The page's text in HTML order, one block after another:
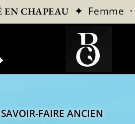
EN CHAPEAU ✦ Femme
FAIRE ANCIEN